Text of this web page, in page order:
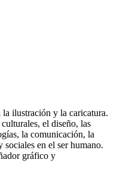
ilustración y la caricatura.
el diseño, las
la comunicación, la
en el ser humano.
gráfico y